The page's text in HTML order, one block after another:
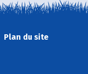
Plan du site